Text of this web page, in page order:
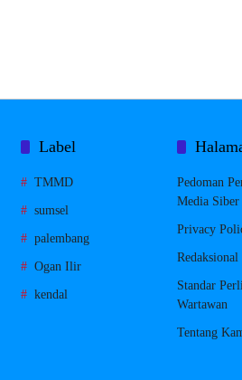
Label
TMMD
sumsel
palembang
Ogan Ilir
kendal
Pedoman
Media Siber
Privacy
Redaksional
Standar
Wartawan
Tentang